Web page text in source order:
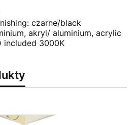
czarne/black
akryl/ aluminium, acrylic
included 3000K